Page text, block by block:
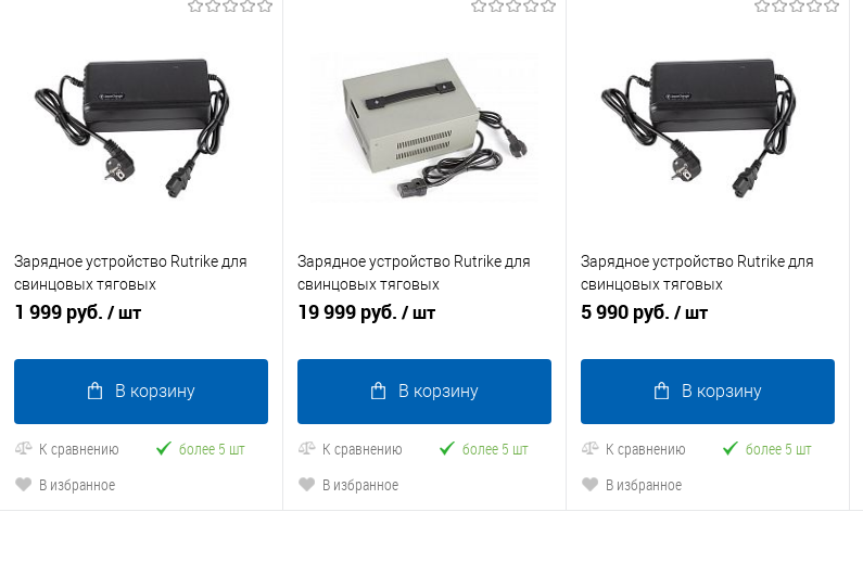
Зарядное устройство Rutrike для
свинцовых тяговых
аккумуляторов 48V20A/H (2,8A)
1 999 руб. / шт
В корзину
К сравнению
более 5 шт
В избранное
Зарядное устройство Rutrike для
свинцовых тяговых
аккумуляторов 60V120AН
19 999 руб. / шт
В корзину
К сравнению
более 5 шт
В избранное
Зарядное устройство Rutrike для
свинцовых тяговых
аккумуляторов 60V60AН (8A)
5 990 руб. / шт
В корзину
К сравнению
более 5 шт
В избранное